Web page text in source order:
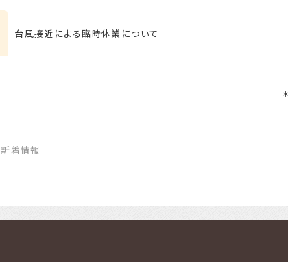
台風接近による臨時休業について
新着情報